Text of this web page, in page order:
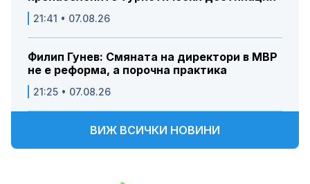
21:41 • 07.08.26
Филип Гунев: Смяната на директори в МВР
не е реформа, а порочна практика
21:25 • 07.08.26
ВИЖ ВСИЧКИ НОВИНИ